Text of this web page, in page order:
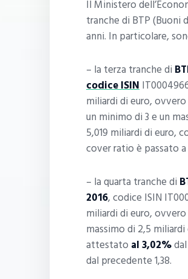
Il Ministero
tranche di BTP
anni. In particolare,
– la terza tranche di
codice ISIN
miliardi di euro,
un minimo di 3 e un
5,019 miliardi di euro,
cover ratio è passato a
– la quarta tranche di
2016, codice ISIN
miliardi di euro,
massimo di 2,5
attestato al 3,02%
dal precedente 1,38.